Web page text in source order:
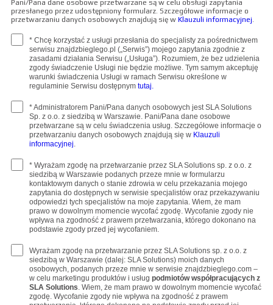
Pani/Pana dane osobowe przetwarzane są w celu obsługi zapytania
przesłanego przez udostępniony formularz. Szczegółowe informacje o
przetwarzaniu danych osobowych znajdują się w Klauzuli informacyjnej.
* Chcę korzystać z usługi przesłania do specjalisty za pośrednictwem
serwisu znajdzbieglego.pl („Serwis”) mojego zapytania zgodnie z
zasadami działania Serwisu („Usługa”). Rozumiem, że bez udzielenia
zgody świadczenie Usługi nie będzie możliwe. Tym samym akceptuję
warunki świadczenia Usługi w ramach Serwisu określone w
regulaminie Serwisu dostępnym tutaj.
* Administratorem Pani/Pana danych osobowych jest SLA Solutions
Sp. z o.o. z siedzibą w Warszawie. Pani/Pana dane osobowe
przetwarzane są w celu świadczenia usług. Szczegółowe informacje o
przetwarzaniu danych osobowych znajdują się w Klauzuli
informacyjnej.
* Wyrażam zgodę na przetwarzanie przez SLA Solutions sp. z o.o. z
siedzibą w Warszawie podanych przeze mnie w formularzu
kontaktowym danych o stanie zdrowia w celu przekazania mojego
zapytania do dostępnych w serwisie specjalistów oraz przekazywaniu
odpowiedzi tych specjalistów na moje zapytania. Wiem, że mam
prawo w dowolnym momencie wycofać zgodę. Wycofanie zgody nie
wpływa na zgodność z prawem przetwarzania, którego dokonano na
podstawie zgody przed jej wycofaniem.
Wyrażam zgodę na przetwarzanie przez SLA Solutions sp. z o.o. z
siedzibą w Warszawie (dalej: SLA Solutions) moich danych
osobowych, podanych przeze mnie w serwisie znajdzbieglego.com –
w celu marketingu produktów i usług podmiotów współpracujących z
SLA Solutions. Wiem, że mam prawo w dowolnym momencie wycofać
zgodę. Wycofanie zgody nie wpływa na zgodność z prawem